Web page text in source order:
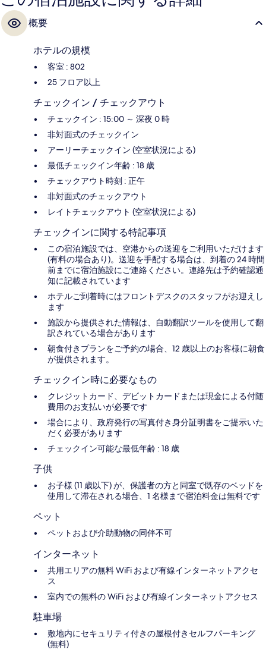
概要
ホテルの規模
客室 : 802
25 フロア以上
チェックイン / チェックアウト
チェックイン : 15:00 ～ 深夜 0 時
非対面式のチェックイン
アーリーチェックイン (空室状況による)
最低チェックイン年齢 : 18 歳
チェックアウト時刻 : 正午
非対面式のチェックアウト
レイトチェックアウト (空室状況による)
チェックインに関する特記事項
この宿泊施設では、空港からの送迎をご利用いただけます
(有料の場合あり)。送迎を手配する場合は、到着の 24 時間
前までに宿泊施設にご連絡ください。連絡先は予約確認通
知に記載されています
ホテルご到着時にはフロントデスクのスタッフがお迎えし
ます
施設から提供された情報は、自動翻訳ツールを使用して翻
訳されている場合があります
朝食付きプランをご予約の場合、12 歳以上のお客様に朝食
が提供されます。
チェックイン時に必要なもの
クレジットカード、デビットカードまたは現金による付随
費用のお支払いが必要です
場合により、政府発行の写真付き身分証明書をご提示いた
だく必要があります
チェックイン可能な最低年齢 : 18 歳
子供
お子様 (11 歳以下) が、保護者の方と同室で既存のベッドを
使用して滞在される場合、1 名様まで宿泊料金は無料です
ペット
ペットおよび介助動物の同伴不可
インターネット
共用エリアの無料 WiFi および有線インターネットアクセ
ス
室内での無料の WiFi および有線インターネットアクセス
駐車場
敷地内にセキュリティ付きの屋根付きセルフパーキング
(無料)